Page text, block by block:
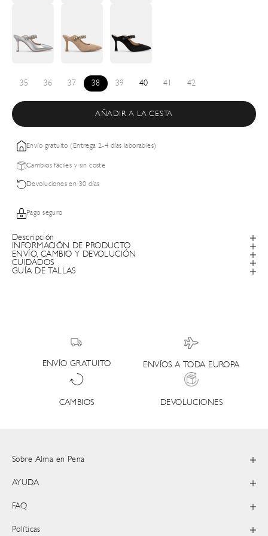
35 36 37 38 39 40 41 42
AÑADIR A LA CESTA
Envío gratuito (Entrega 2-4 días laborables)
Cambios fáciles y sin coste
Devoluciones en 30 días
Pago seguro
Descripción
INFORMACIÓN DE PRODUCTO
ENVÍO, CAMBIO Y DEVOLUCIÓN
CUIDADOS
GUÍA DE TALLAS
ENVÍO GRATUITO ENVÍOS A TODA EUROPA
CAMBIOS DEVOLUCIONES
Sobre Alma en Pena
AYUDA
FAQ
Políticas